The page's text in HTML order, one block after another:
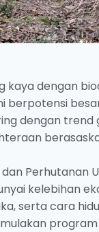
kaya dengan
berpotensi
dengan
Perhutanan
kelebihan
serta cara